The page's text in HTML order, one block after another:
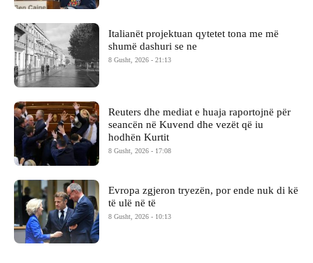
Italianët projektuan qytetet tona me më
shumë dashuri se ne
8 Gusht, 2026 - 21:13
Reuters dhe mediat e huaja raportojnë për
seancën në Kuvend dhe vezët që iu
hodhën Kurtit
8 Gusht, 2026 - 17:08
Evropa zgjeron tryezën, por ende nuk di kë
të ulë në të
8 Gusht, 2026 - 10:13